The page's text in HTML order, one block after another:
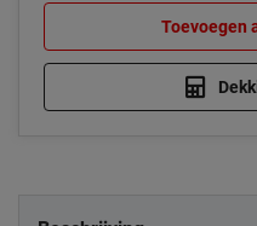
Toevoegen